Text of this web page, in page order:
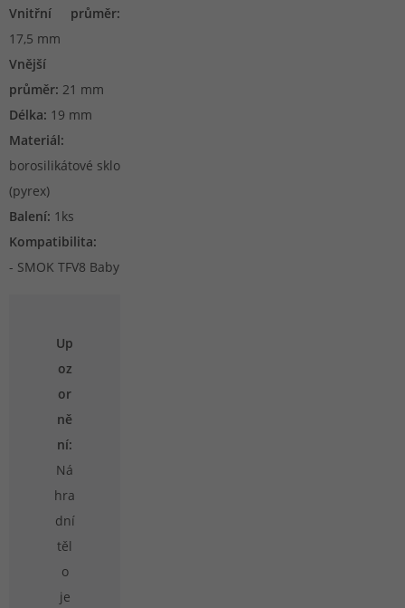
Vnitřní průměr:
17,5 mm
Vnější
průměr: 21 mm
Délka: 19 mm
Materiál:
borosilikátové sklo
(pyrex)
Balení: 1ks
Kompatibilita:
- SMOK TFV8 Baby
Up
oz
or
ně
ní:
Ná
hra
dní
těl
o
je